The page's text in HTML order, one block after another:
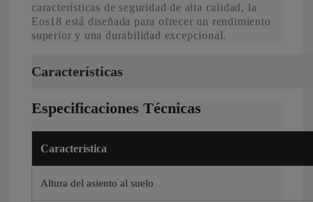
características de seguridad de alta calidad, la
Eos18 está diseñada para ofrecer un rendimiento
superior y una durabilidad excepcional.
Características
Especificaciones Técnicas
Característica
Altura del asiento al suelo